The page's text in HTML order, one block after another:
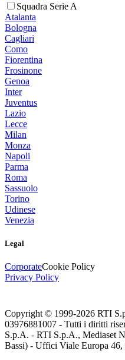
Squadra Serie A
Atalanta
Bologna
Cagliari
Como
Fiorentina
Frosinone
Genoa
Inter
Juventus
Lazio
Lecce
Milan
Monza
Napoli
Parma
Roma
Sassuolo
Torino
Udinese
Venezia
Legal
CorporateCookie Policy
Privacy Policy
Copyright © 1999-2026 RTI
03976881007 - Tutti i diritti
S.p.A. - RTI S.p.A., Mediaset
Bassi) - Uffici Viale Europa